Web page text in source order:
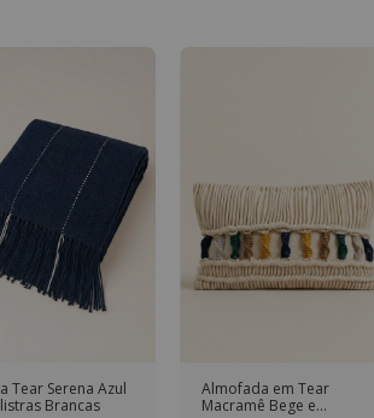
Tear Serena Azul
Brancas
Almofada em Tear
Macramê Bege e